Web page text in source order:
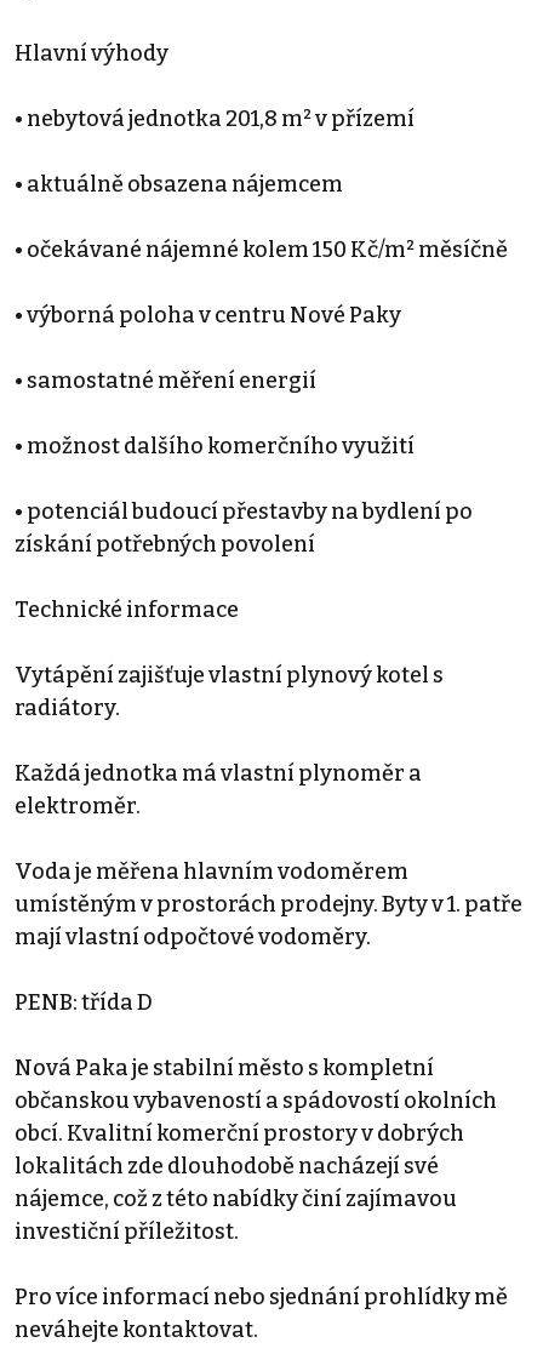
Hlavní výhody
• nebytová jednotka 201,8 m² v přízemí
• aktuálně obsazena nájemcem
• očekávané nájemné kolem 150 Kč/m² měsíčně
• výborná poloha v centru Nové Paky
• samostatné měření energií
• možnost dalšího komerčního využití
• potenciál budoucí přestavby na bydlení po
získání potřebných povolení
Technické informace
Vytápění zajišťuje vlastní plynový kotel s
radiátory.
Každá jednotka má vlastní plynoměr a
elektroměr.
Voda je měřena hlavním vodoměrem
umístěným v prostorách prodejny. Byty v 1. patře
mají vlastní odpočtové vodoměry.
PENB: třída D
Nová Paka je stabilní město s kompletní
občanskou vybaveností a spádovostí okolních
obcí. Kvalitní komerční prostory v dobrých
lokalitách zde dlouhodobě nacházejí své
nájemce, což z této nabídky činí zajímavou
investiční příležitost.
Pro více informací nebo sjednání prohlídky mě
neváhejte kontaktovat.